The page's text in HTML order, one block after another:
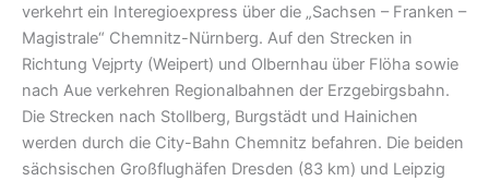
verkehrt ein Interegioexpress über die „Sachsen – Franken –
Magistrale“ Chemnitz-Nürnberg. Auf den Strecken in
Richtung Vejprty (Weipert) und Olbernhau über Flöha sowie
nach Aue verkehren Regionalbahnen der Erzgebirgsbahn.
Die Strecken nach Stollberg, Burgstädt und Hainichen
werden durch die City-Bahn Chemnitz befahren. Die beiden
sächsischen Großflughäfen Dresden (83 km) und Leipzig